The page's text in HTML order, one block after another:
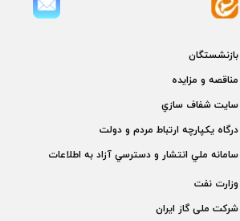
بازنشستگان
مناقصه و مزايده
سايت شفاف سازي
درگاه يكپارچه ارتباط مردم و دولت
سامانه ملي انتشار و دسترسي آزاد به اطلاعات
وزارت نفت
شركت ملی گاز ايران